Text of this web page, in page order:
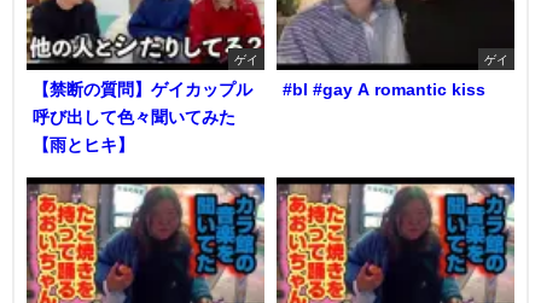
ゲイ
【禁断の質問】ゲイカップル
呼び出して色々聞いてみた
【雨とヒキ】
ゲイ
#bl #gay A romantic kiss